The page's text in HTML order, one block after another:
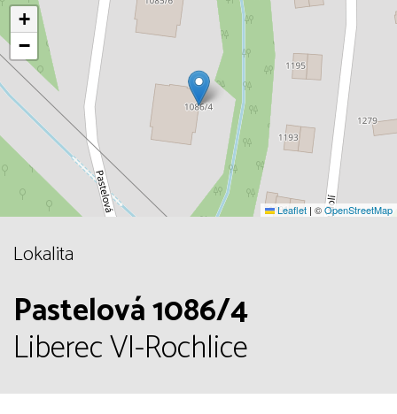
+
−
Leaflet | ©OpenStreetMap
Lokalita
Pastelová 1086/4
Liberec VI-Rochlice